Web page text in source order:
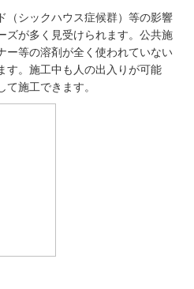
（シックハウス症候群）等の影響
ズが多く見受けられます。公共施
ー等の溶剤が全く使われていない
す。施工中も人の出入りが可能
施工できます。